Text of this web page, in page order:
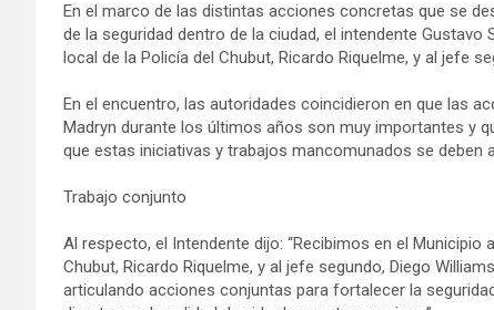
En el marco de las distintas acciones concretas que se
de la seguridad dentro de la ciudad, el intendente Gustavo
local de la Policía del Chubut, Ricardo Riquelme, y al jefe
En el encuentro, las autoridades coincidieron en que las
Madryn durante los últimos años son muy importantes y
que estas iniciativas y trabajos mancomunados se deben
Trabajo conjunto
Al respecto, el Intendente dijo: “Recibimos en el Municipio
Chubut, Ricardo Riquelme, y al jefe segundo, Diego
articulando acciones conjuntas para fortalecer la